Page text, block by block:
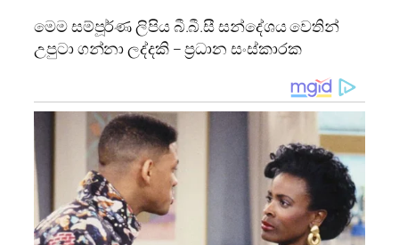
මෙම සම්පූර්ණ ලිපිය බී.බී.සී සන්දේශය වෙතින්
උපුටා ගන්නා ලද්දකි – ප්‍රධාන සංස්කාරක